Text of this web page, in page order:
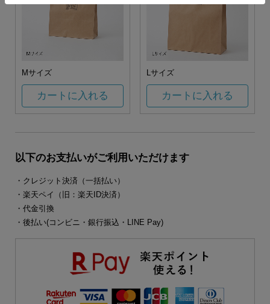
Mサイズ
カートに入れる
Lサイズ
カートに入れる
以下のお支払いがご利用いただけます
・クレジット決済（一括払い）
・楽天ペイ（旧：楽天ID決済）
・代金引換
・後払い(コンビニ・銀行振込・LINE Pay)